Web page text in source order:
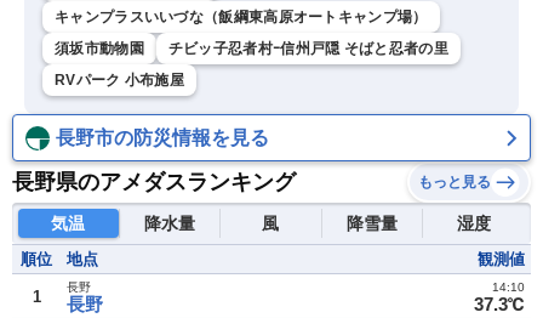
キャンプラスいいづな（飯綱東高原オートキャンプ場）
須坂市動物園
チビッ子忍者村ｰ信州戸隠 そばと忍者の里
RVパーク 小布施屋
長野市の防災情報を見る
長野県のアメダスランキング もっと見る
気温 降水量 風 降雪量 湿度
順位 地点 観測値
1 長野
長野
37.3℃
14:10